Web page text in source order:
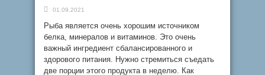
01.09.2021
Рыба является очень хорошим источником
белка, минералов и витаминов. Это очень
важный ингредиент сбалансированного и
здорового питания. Нужно стремиться съедать
две порции этого продукта в неделю. Как